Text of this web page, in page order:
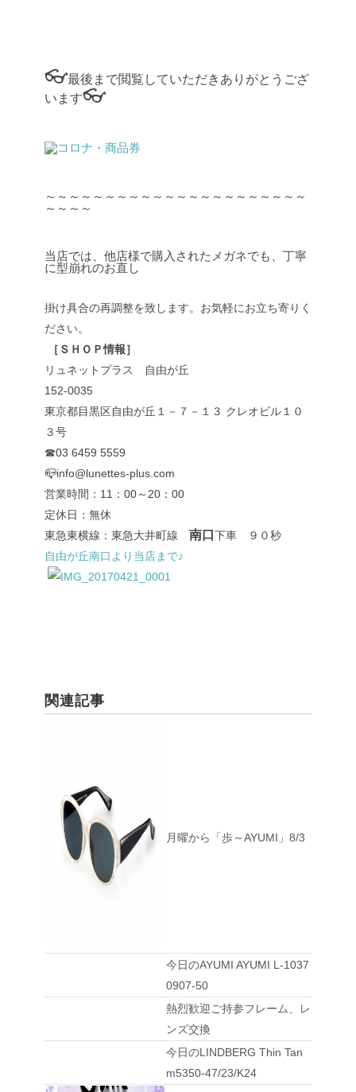
👓最後まで閲覧していただきありがとうござ
います👓
～～～～～～～～～～～～～～～～～～～～～～
～～～～
当店では、他店様で購入されたメガネでも、丁寧
に型崩れのお直し
掛け具合の再調整を致します。お気軽にお立ち寄りく
ださい。
［ＳＨＯＰ情報］
リュネットプラス 自由が丘
152-0035
東京都目黒区自由が丘１－７－１３ クレオビル１０
３号
☎03 6459 5559
📪info@lunettes-plus.com
営業時間：11：00～20：00
定休日：無休
東急東横線：東急大井町線 南口 下車 ９０秒
自由が丘南口より当店まで♪
関連記事
月曜から「歩～AYUMI」8/3
今日のAYUMI AYUMI L-1037
0907-50
熱烈歓迎ご持参フレーム、レ
ンズ交換
今日のLINDBERG Thin Tan
m5350-47/23/K24